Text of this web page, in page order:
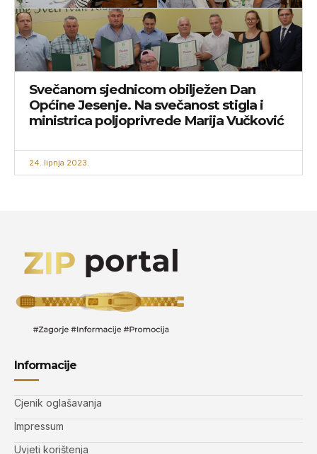
Svečanom sjednicom obilježen Dan
Općine Jesenje. Na svečanost stigla i
ministrica poljoprivrede Marija Vučković
24. lipnja 2023.
Informacije
Cjenik oglašavanja
Impressum
Uvjeti korištenja